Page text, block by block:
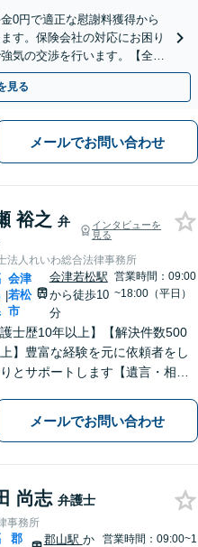
0円で適正な慰謝料獲得から
す。保険会社の対応にお困り
気の交渉を行います。【全国
見る
メールでお問い合わせ
裕之 弁
インタビューを
見る
法人れいわ総合法律事務所
|
会津
若松
市
会津若松駅
から徒歩10
分
営業時間：09:00
~18:00（平日）
護士歴10年以上】【解決件数500
】豊富な経験を元に依頼者をし
とサポートします【遺言・相
します【離婚・男女問題】離婚は
れぞれ置かれた状況が異なるた
メールでお問い合わせ
尚志 弁護士
事務所
郡
郡山駅 か
営業時間：09:00~1